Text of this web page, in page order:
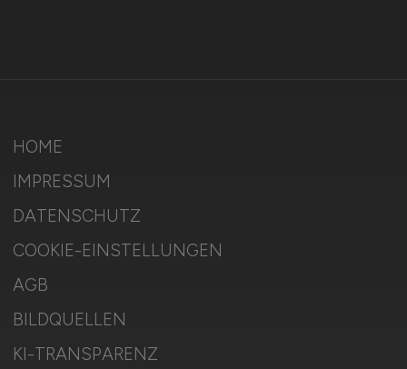
HOME
IMPRESSUM
DATENSCHUTZ
COOKIE-EINSTELLUNGEN
AGB
BILDQUELLEN
KI-TRANSPARENZ